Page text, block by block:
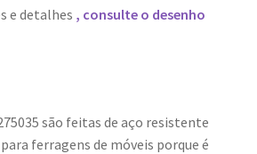
e detalhes , consulte o desenho
são feitas de aço resistente
ferragens de móveis porque é